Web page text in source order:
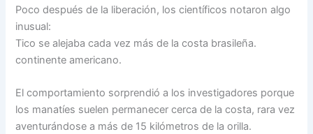
Poco después de la liberación, los científicos notaron algo
inusual:
Tico se alejaba cada vez más de la costa brasileña.
continente americano.
El comportamiento sorprendió a los investigadores porque
los manatíes suelen permanecer cerca de la costa, rara vez
aventurándose a más de 15 kilómetros de la orilla.